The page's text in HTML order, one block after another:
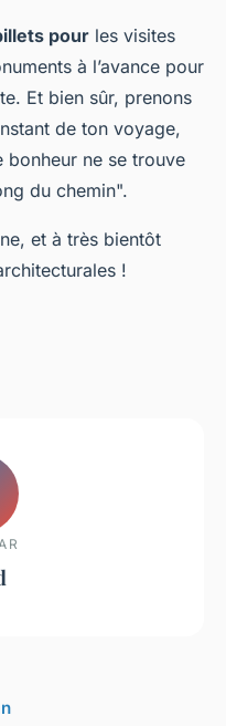
pour les visites
à l’avance pour
Et bien sûr, prenons
de ton voyage,
bonheur ne se trouve
du chemin".
et à très bientôt
!